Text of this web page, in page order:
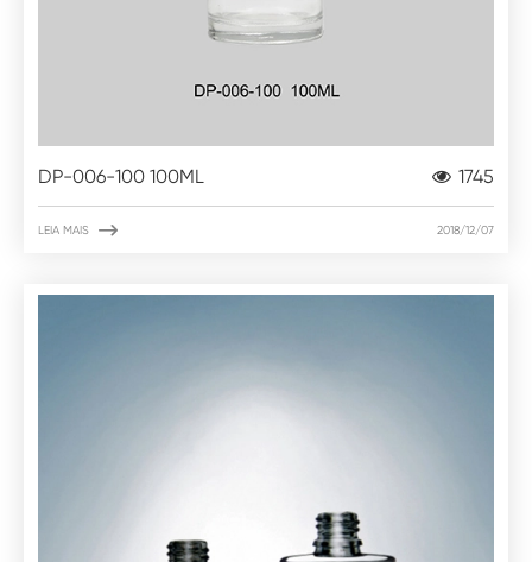
DP-006-100 100ML 1745
LEIA MAIS  2018/12/07